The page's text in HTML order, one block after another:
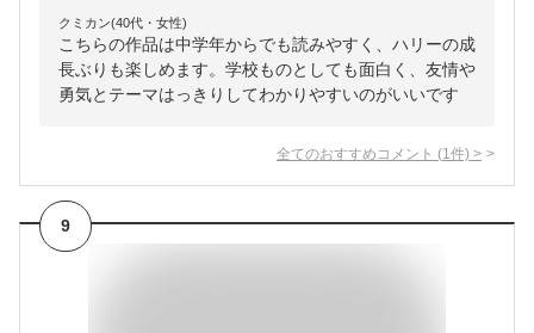
クミカン(40代・女性)
こちらの作品は中学年からでも読みやすく、ハリーの成
長ぶりも楽しめます。学校ものとしても面白く、友情や
勇気とテーマはっきりしてわかりやすいのがいいです
全てのおすすめコメント (1 件) >
9